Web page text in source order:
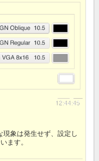
象は発生せず、設定し
ます。